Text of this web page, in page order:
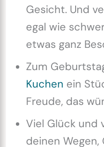
Gesicht. Und
egal wie
etwas ganz
Zum
Kuchen ein
Freude, das
Viel Glück und
deinen